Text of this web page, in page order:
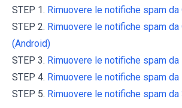
STEP 1. Rimuovere le notifiche spam da
STEP 2. Rimuovere le notifiche spam da
(Android)
STEP 3. Rimuovere le notifiche spam
STEP 4. Rimuovere le notifiche spam
STEP 5. Rimuovere le notifiche spam da